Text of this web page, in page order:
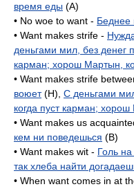
время еды (A)
• No woe to want - Беднее
• Want makes strife -
деньгами мил, без денег
карман; хорош Мартын,
• Want makes strife
воюет(H), С деньгами
когда пуст карман;
• Want makes us
кем ни поведешься (B)
• Want makes wit - Голь
так хлеба найти
• When want comes in at